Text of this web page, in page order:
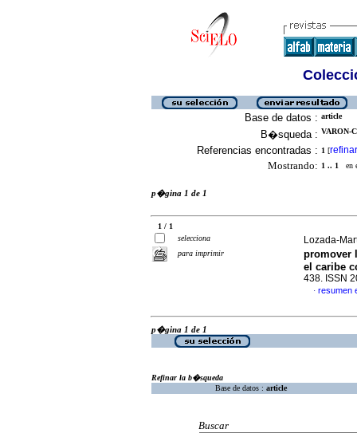
Base de datos : article
B�squeda : VARON-
Referencias encontradas : 1 [refinar
Mostrando: 1 .. 1 en
p�gina 1 de 1
1 / 1
selecciona
para imprimir
Lozada-
promover
el caribe
438. ISSN
· resumen
p�gina 1 de 1
Refinar la b�squeda
Base de datos : article
Buscar